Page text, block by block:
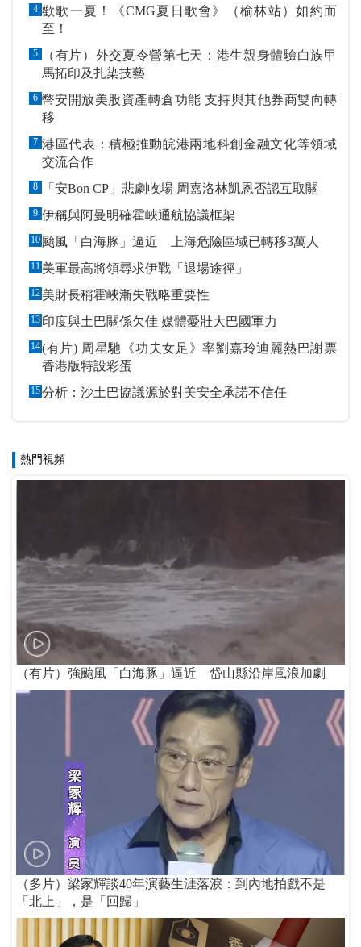
4 歡歌一夏！《CMG夏日歌會》（榆林站）如約而
至！
5
（有片）外交夏令營第七天：港生親身體驗白族甲
馬拓印及扎染技藝
6 幣安開放美股資產轉倉功能 支持與其他券商雙向轉
移
7 港區代表：積極推動皖港兩地科創金融文化等領域
交流合作
8 「安Bon CP」悲劇收場 周嘉洛林凱恩否認互取關
9 伊稱與阿曼明確霍峽通航協議框架
10 颱風「白海豚」逼近 上海危險區域已轉移3萬人
11 美軍最高將領尋求伊戰「退場途徑」
12 美財長稱霍峽漸失戰略重要性
13 印度與土巴關係欠佳 媒體憂壯大巴國軍力
14(有片) 周星馳《功夫女足》率劉嘉玲迪麗熱巴謝票
香港版特設彩蛋
15分析：沙土巴協議源於對美安全承諾不信任
熱門視頻
（有片）強颱風「白海豚」逼近 岱山縣沿岸風浪加劇
（多片）梁家輝談40年演藝生涯落淚：到內地拍戲不是
「北上」，是「回歸」